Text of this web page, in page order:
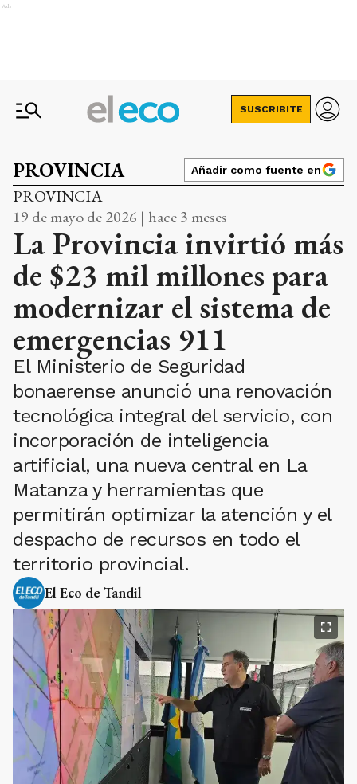
Ads
SUSCRIBITE
PROVINCIA Añadir como fuente en
PROVINCIA
19 de mayo de 2026 | hace 3 meses
La Provincia invirtió más
de $23 mil millones para
modernizar el sistema de
emergencias 911
El Ministerio de Seguridad
bonaerense anunció una renovación
tecnológica integral del servicio, con
incorporación de inteligencia
artificial, una nueva central en La
Matanza y herramientas que
permitirán optimizar la atención y el
despacho de recursos en todo el
territorio provincial.
El Eco de Tandil